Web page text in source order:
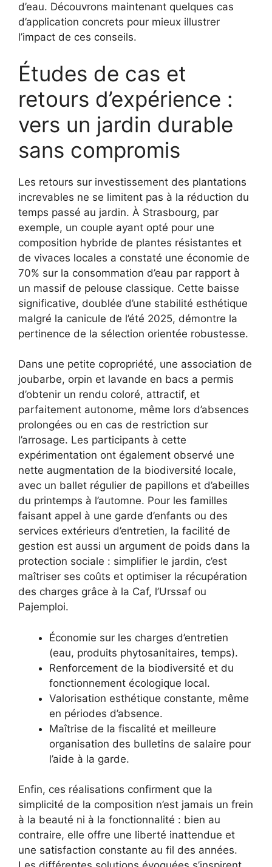
d’eau. Découvrons maintenant quelques cas
d’application concrets pour mieux illustrer
l’impact de ces conseils.
Études de cas et
retours d’expérience :
vers un jardin durable
sans compromis
Les retours sur investissement des plantations
increvables ne se limitent pas à la réduction du
temps passé au jardin. À Strasbourg, par
exemple, un couple ayant opté pour une
composition hybride de plantes résistantes et
de vivaces locales a constaté une économie de
70% sur la consommation d’eau par rapport à
un massif de pelouse classique. Cette baisse
significative, doublée d’une stabilité esthétique
malgré la canicule de l’été 2025, démontre la
pertinence de la sélection orientée robustesse.
Dans une petite copropriété, une association de
joubarbe, orpin et lavande en bacs a permis
d’obtenir un rendu coloré, attractif, et
parfaitement autonome, même lors d’absences
prolongées ou en cas de restriction sur
l’arrosage. Les participants à cette
expérimentation ont également observé une
nette augmentation de la biodiversité locale,
avec un ballet régulier de papillons et d’abeilles
du printemps à l’automne. Pour les familles
faisant appel à une garde d’enfants ou des
services extérieurs d’entretien, la facilité de
gestion est aussi un argument de poids dans la
protection sociale : simplifier le jardin, c’est
maîtriser ses coûts et optimiser la récupération
des charges grâce à la Caf, l’Urssaf ou
Pajemploi.
Économie sur les charges d’entretien
(eau, produits phytosanitaires, temps).
Renforcement de la biodiversité et du
fonctionnement écologique local.
Valorisation esthétique constante, même
en périodes d’absence.
Maîtrise de la fiscalité et meilleure
organisation des bulletins de salaire pour
l’aide à la garde.
Enfin, ces réalisations confirment que la
simplicité de la composition n’est jamais un frein
à la beauté ni à la fonctionnalité : bien au
contraire, elle offre une liberté inattendue et
une satisfaction constante au fil des années.